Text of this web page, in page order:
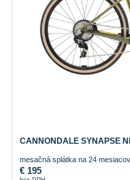
CANNONDALE SYNAPSE
mesačná splátka na 24 mesiacov
€195